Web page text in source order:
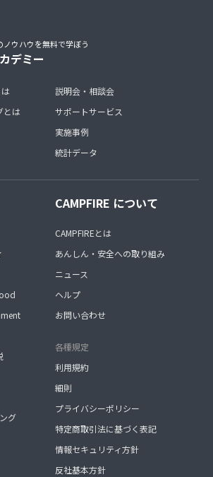
ウハウを無料で学ぼう
デミー
とは
説明会・相談会
サポートサービス
実施事例
統計データ
グ
CAMPFIRE について
CAMPFIREとは
あんしん・安全への取り組み
ニュース
ヘルプ
お問い合わせ
各種規定
利用規約
細則
プライバシーポリシー
特定商取引法に基づく表記
情報セキュリティ方針
反社基本方針